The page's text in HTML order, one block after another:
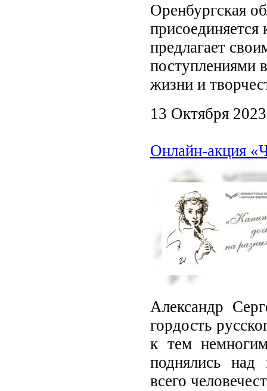
Оренбургская
предлагает
поступлениями
жизни и
13 Октября 2023
Онлайн-акция
Александр
гордость
к тем
поднялись над
всего